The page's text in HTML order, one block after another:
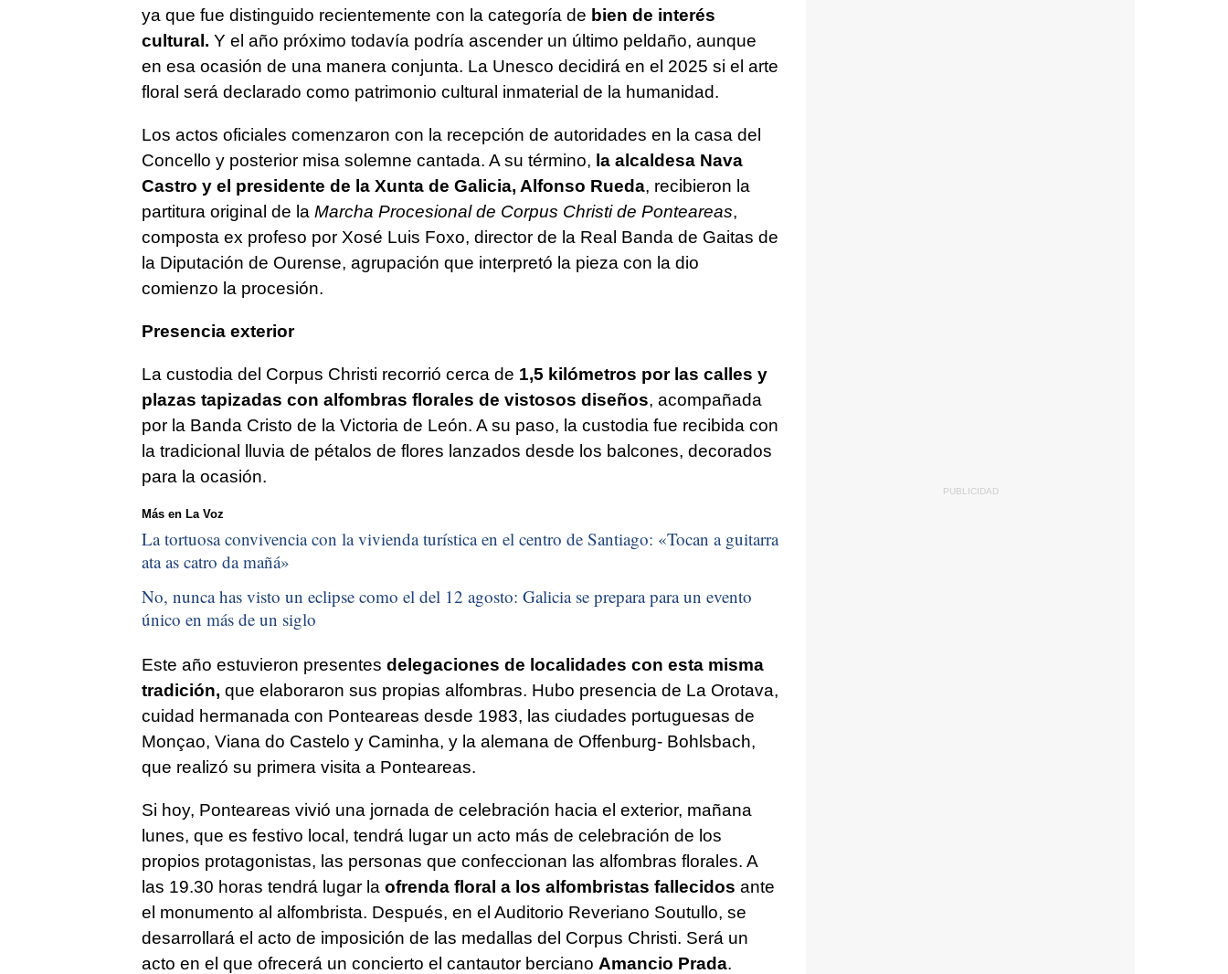
ya que fue distinguido recientemente con la categoría de bien de interés
cultural. Y el año próximo todavía podría ascender un último peldaño, aunque
en esa ocasión de una manera conjunta. La Unesco decidirá en el 2025 si el arte
floral será declarado como patrimonio cultural inmaterial de la humanidad.
Los actos oficiales comenzaron con la recepción de autoridades en la casa del
Concello y posterior misa solemne cantada. A su término, la alcaldesa Nava
Castro y el presidente de la Xunta de Galicia, Alfonso Rueda, recibieron la
partitura original de la Marcha Procesional de Corpus Christi de Ponteareas,
composta ex profeso por Xosé Luis Foxo, director de la Real Banda de Gaitas de
la Diputación de Ourense, agrupación que interpretó la pieza con la dio
comienzo la procesión.
Presencia exterior
La custodia del Corpus Christi recorrió cerca de 1,5 kilómetros por las calles y
plazas tapizadas con alfombras florales de vistosos diseños, acompañada
por la Banda Cristo de la Victoria de León. A su paso, la custodia fue recibida con
la tradicional lluvia de pétalos de flores lanzados desde los balcones, decorados
para la ocasión.
Más en La Voz
La tortuosa convivencia con la vivienda turística en el centro de Santiago: «Tocan a guitarra
ata as catro da mañá»
No, nunca has visto un eclipse como el del 12 agosto: Galicia se prepara para un evento
único en más de un siglo
Este año estuvieron presentes delegaciones de localidades con esta misma
tradición, que elaboraron sus propias alfombras. Hubo presencia de La Orotava,
cuidad hermanada con Ponteareas desde 1983, las ciudades portuguesas de
Monçao, Viana do Castelo y Caminha, y la alemana de Offenburg- Bohlsbach,
que realizó su primera visita a Ponteareas.
Si hoy, Ponteareas vivió una jornada de celebración hacia el exterior, mañana
lunes, que es festivo local, tendrá lugar un acto más de celebración de los
propios protagonistas, las personas que confeccionan las alfombras florales. A
las 19.30 horas tendrá lugar la ofrenda floral a los alfombristas fallecidos ante
el monumento al alfombrista. Después, en el Auditorio Reveriano Soutullo, se
desarrollará el acto de imposición de las medallas del Corpus Christi. Será un
acto en el que ofrecerá un concierto el cantautor berciano Amancio Prada.